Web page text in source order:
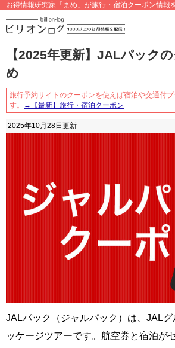
お得情報研究家「まめ」が旅行・宿泊クーポン情報
【2025年更新】JALパック
め
旅行予約サイトのクーポンを使えば宿泊や交通付
す。
→【最新】旅行・宿泊クーポン
2025年10月28日 更新
JALパック（ジャルパック）は、JAL
ッケージツアーです。航空券と宿泊が